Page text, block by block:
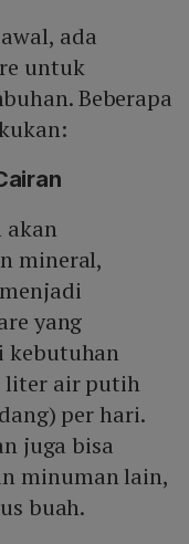
ada
untuk
Beberapa
akan
mineral,
yang
kebutuhan
liter air putih
per hari.
juga bisa
minuman lain,
buah.